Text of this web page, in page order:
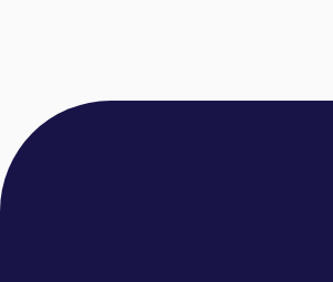
waar je het beste uit jezelf leert